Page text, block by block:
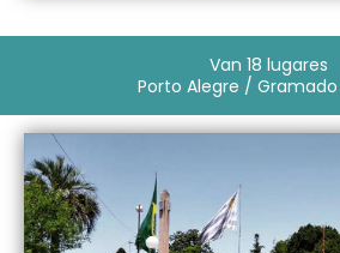
Van 18 lugares
Porto Alegre /